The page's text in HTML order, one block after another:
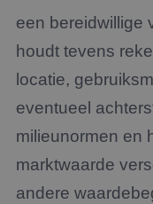
een bereidwillige
houdt tevens
locatie,
eventueel
milieunormen en
marktwaarde
andere